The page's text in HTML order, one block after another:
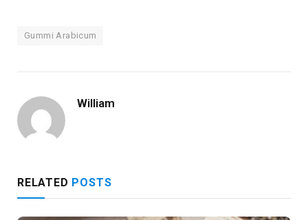
Gummi Arabicum
William
RELATED POSTS